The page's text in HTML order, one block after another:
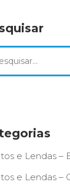
e Lendas –
e Lendas –